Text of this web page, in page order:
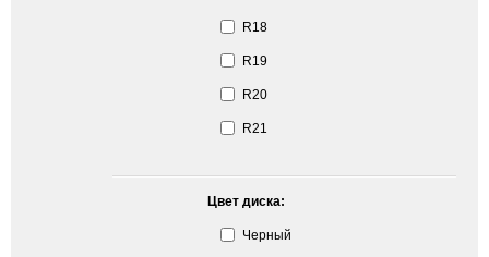
R18
R19
R20
R21
Цвет диска:
Черный